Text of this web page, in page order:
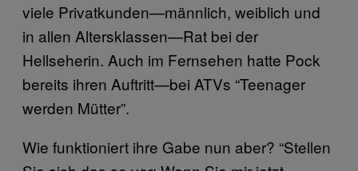
viele Privatkunden—männlich, weiblich und
in allen Altersklassen—Rat bei der
Hellseherin. Auch im Fernsehen hatte Pock
bereits ihren Auftritt—bei ATVs “Teenager
werden Mütter”.
Wie funktioniert ihre Gabe nun aber? “Stellen